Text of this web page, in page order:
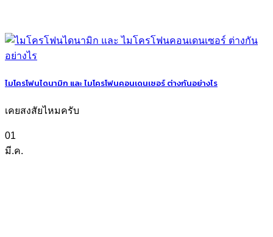
ไมโครโฟนไดนามิก และ ไมโครโฟนคอนเดนเซอร์ ต่างกันอย่างไร
เคยสงสัยไหมครับ
01
มี.ค.